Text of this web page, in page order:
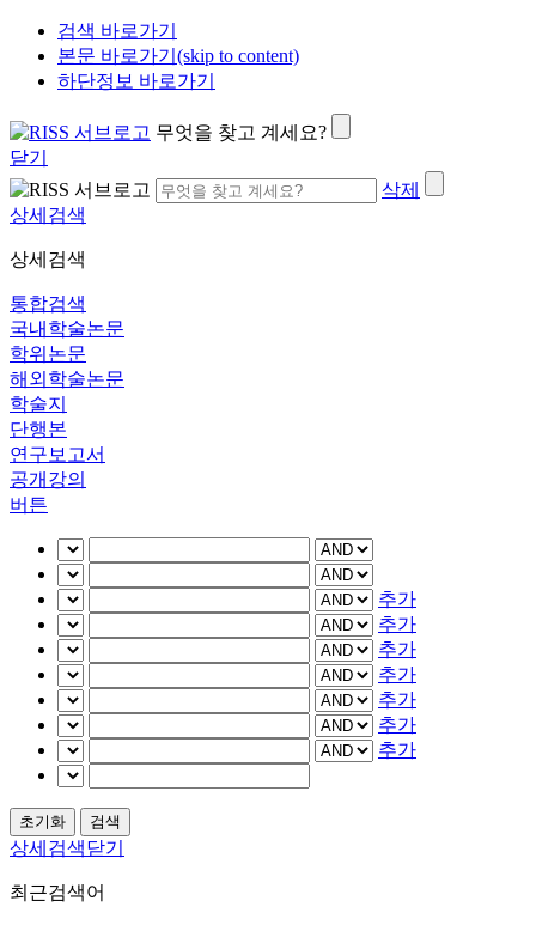
검색 바로가기
본문 바로가기(skip to content)
하단정보 바로가기
무엇을 찾고 계세요?
닫기
삭제
상세검색
상세검색
통합검색
국내학술논문
학위논문
해외학술논문
학술지
단행본
연구보고서
공개강의
버튼
추가
추가
추가
추가
추가
추가
추가
상세검색닫기
최근검색어